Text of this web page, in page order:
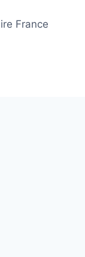
France